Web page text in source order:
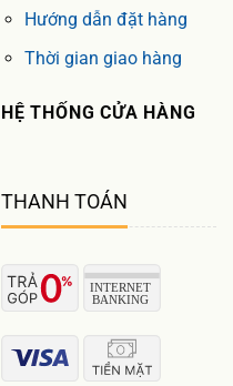
Hướng dẫn đặt hàng
Thời gian giao hàng
HỆ THỐNG CỬA HÀNG
THANH TOÁN